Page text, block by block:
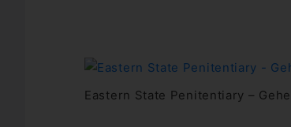
Eastern State Penitentiary –